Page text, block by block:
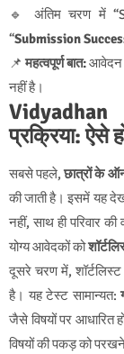
🔹 अंतिम चरण में
“Submission
📌महत्वपूर्ण बात:आवेदन
नहीं है।
प्रक्रिया: ऐसे
सबसे पहले,छात्रों के
की जाती है। इसमें यह
नहीं, साथ ही परिवार
योग्य आवेदकों को
दूसरे चरण में,
है। यह टेस्ट सामान्यत:
जैसे विषयों पर आधारित
विषयों की पकड़ को